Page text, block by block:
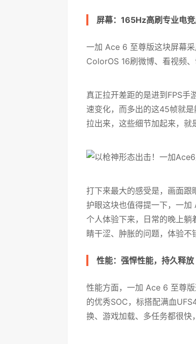
屏幕：165Hz高刷专业电
一加 Ace 6 至尊版这块屏幕
ColorOS 16刷微博、看视频
真正拉开差距的是进到FPS
速变化，而多出的这45帧就
拉出来，这些细节加起来，就
打下来最大的感受是，画面跟
护眼这块也值得提一下，一
个人体验下来，日常的晚上躺
睛干涩、肿胀的问题，体验不
性能：强悍性能，持久释放
性能方面，一加 Ace 6 至尊
的优秀SOC，标搭配满血
换、游戏加载、多任务都很快